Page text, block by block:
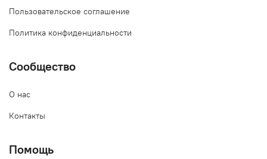
Пользовательское соглашение
Политика конфиденциальности
Сообщество
О нас
Контакты
Помощь